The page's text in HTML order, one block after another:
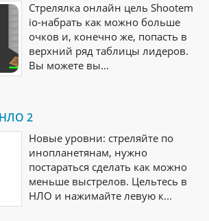
Стрелялка онлайн цель Shootem
io-набрать как можно больше
очков и, конечно же, попасть в
верхний ряд таблицы лидеров.
Вы можете вы...
НЛО 2
Новые уровни: стреляйте по
инопланетянам, нужно
постараться сделать как можно
меньше выстрелов. Цельтесь в
НЛО и нажимайте левую к...